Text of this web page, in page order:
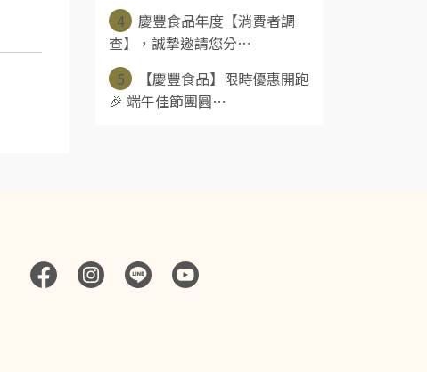
4
慶豐食品年度【消費者調
查】，誠摯邀請您分⋯
5
【慶豐食品】限時優惠開跑
🎉 端午佳節團圓⋯